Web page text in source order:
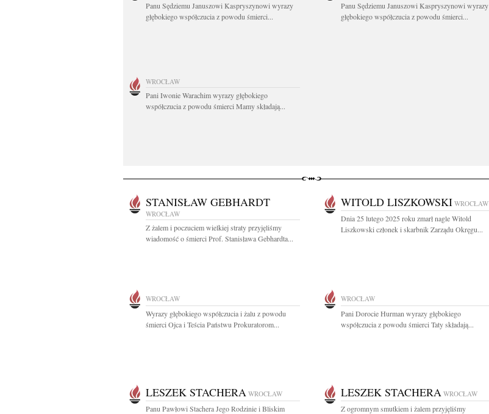
Panu Sędziemu Januszowi Kaspryszynowi wyrazy
głębokiego współczucia z powodu śmierci...
Panu Sędziemu Januszowi Kaspryszynowi wyrazy
głębokiego współczucia z powodu śmierci...
WROCŁAW
Pani Iwonie Warachim wyrazy głębokiego
współczucia z powodu śmierci Mamy składają...
STANISŁAW GEBHARDT
WROCŁAW
Z żalem i poczuciem wielkiej straty przyjęliśmy
wiadomość o śmierci Prof. Stanisława Gebhardta...
WITOLD LISZKOWSKI WROCŁAW
Dnia 25 lutego 2025 roku zmarł nagle Witold
Liszkowski członek i skarbnik Zarządu Okręgu...
WROCŁAW
Wyrazy głębokiego współczucia i żalu z powodu
śmierci Ojca i Teścia Państwu Prokuratorom...
WROCŁAW
Pani Dorocie Hurman wyrazy głębokiego
współczucia z powodu śmierci Taty składają...
LESZEK STACHERA WROCŁAW
Panu Pawłowi Stachera Jego Rodzinie i Bliskim
LESZEK STACHERA WROCŁAW
Z ogromnym smutkiem i żalem przyjęliśmy